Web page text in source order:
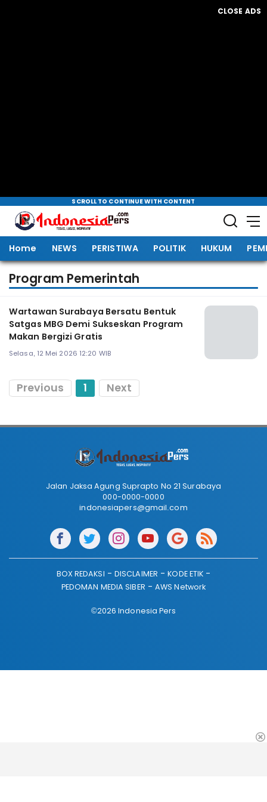
CLOSE ADS
SCROLL TO CONTINUE WITH CONTENT
Home NEWS PERISTIWA POLITIK HUKUM
Program Pemerintah
Wartawan Surabaya Bersatu Bentuk
Satgas MBG Demi Sukseskan Program
Makan Bergizi Gratis
Selasa, 12 Mei 2026 12:20 WIB
Previous 1 Next
Jalan Jaksa Agung Suprapto No 21 Surabaya
000-0000-0000
indonesiapers@gmail.com
BOX REDAKSI DISCLAIMER
KODE ETIK
PEDOMAN MEDIA SIBER
AWS Network
©2026 Indonesia Pers